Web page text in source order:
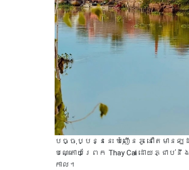
បច្ចុប្បន្ននេះ ឃុំញើនភូ នៅតែមា
បណ្តោយព្រែក Thay Cai ដោយភ្
កាល។